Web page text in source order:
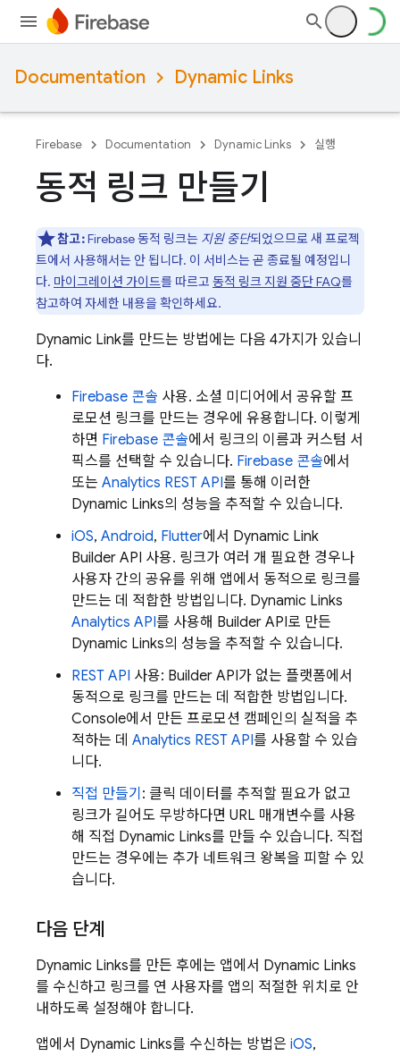
Documentation Dynamic Links
Firebase Documentation Dynamic Links 실행
동적 링크 만들기
참고:Firebase 동적 링크는 지원 중단되었으므로 새 프로젝
트에서 사용해서는 안 됩니다. 이 서비스는 곧 종료될 예정입니
다. 마이그레이션 가이드를 따르고 동적 링크 지원 중단 FAQ를
참고하여 자세한 내용을 확인하세요.
Dynamic Link를 만드는 방법에는 다음 4가지가 있습니
다.
Firebase 콘솔 사용. 소셜 미디어에서 공유할 프
로모션 링크를 만드는 경우에 유용합니다. 이렇게
하면 Firebase 콘솔에서 링크의 이름과 커스텀 서
픽스를 선택할 수 있습니다. Firebase 콘솔에서
또는 Analytics REST API를 통해 이러한
Dynamic Links의 성능을 추적할 수 있습니다.
iOS, Android, Flutter에서 Dynamic Link
Builder API 사용. 링크가 여러 개 필요한 경우나
사용자 간의 공유를 위해 앱에서 동적으로 링크를
만드는 데 적합한 방법입니다. Dynamic Links
Analytics API를 사용해 Builder API로 만든
Dynamic Links의 성능을 추적할 수 있습니다.
REST API 사용: Builder API가 없는 플랫폼에서
동적으로 링크를 만드는 데 적합한 방법입니다.
Console에서 만든 프로모션 캠페인의 실적을 추
적하는 데 Analytics REST API를 사용할 수 있습
니다.
직접 만들기 : 클릭 데이터를 추적할 필요가 없고
링크가 길어도 무방하다면 URL 매개변수를 사용
해 직접 Dynamic Links를 만들 수 있습니다. 직접
만드는 경우에는 추가 네트워크 왕복을 피할 수 있
습니다.
다음 단계
Dynamic Links를 만든 후에는 앱에서 Dynamic Links
를 수신하고 링크를 연 사용자를 앱의 적절한 위치로 안
내하도록 설정해야 합니다.
앱에서 Dynamic Links를 수신하는 방법은 iOS,